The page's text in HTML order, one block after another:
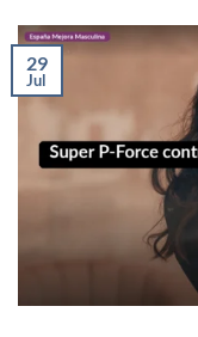
29
Jul